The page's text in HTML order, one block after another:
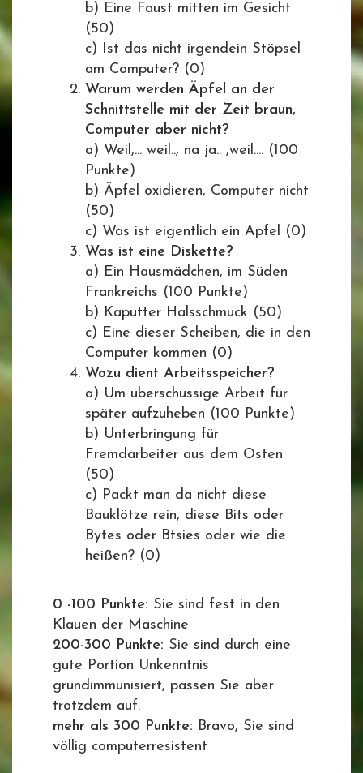
b) Eine Faust mitten im Gesicht
(50)
c) Ist das nicht irgendein Stöpsel
am Computer? (0)
Warum werden Äpfel an der
Schnittstelle mit der Zeit braun,
Computer aber nicht?
a) Weil,... weil.., na ja.. ,weil.... (100
Punkte)
b) Äpfel oxidieren, Computer nicht
(50)
c) Was ist eigentlich ein Apfel (0)
Was ist eine Diskette?
a) Ein Hausmädchen, im Süden
Frankreichs (100 Punkte)
b) Kaputter Halsschmuck (50)
c) Eine dieser Scheiben, die in den
Computer kommen (0)
Wozu dient Arbeitsspeicher?
a) Um überschüssige Arbeit für
später aufzuheben (100 Punkte)
b) Unterbringung für
Fremdarbeiter aus dem Osten
(50)
c) Packt man da nicht diese
Bauklötze rein, diese Bits oder
Bytes oder Btsies oder wie die
heißen? (0)
0 -100 Punkte: Sie sind fest in den
Klauen der Maschine
200-300 Punkte: Sie sind durch eine
gute Portion Unkenntnis
grundimmunisiert, passen Sie aber
trotzdem auf.
mehr als 300 Punkte: Bravo, Sie sind
völlig computerresistent